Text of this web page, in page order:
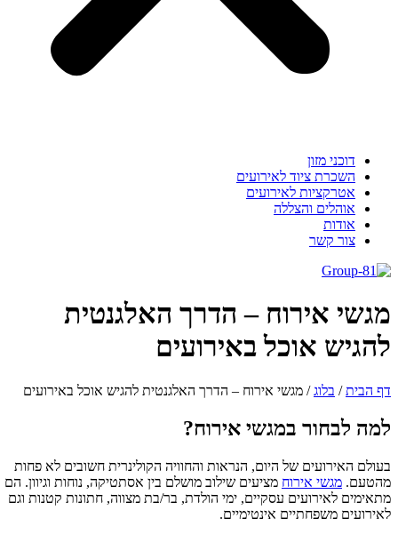
דוכני מזון
השכרת ציוד לאירועים
אטרקציות לאירועים
אוהלים והצללה
אודות
צור קשר
מגשי אירוח – הדרך האלגנטית
להגיש אוכל באירועים
דף הבית/בלוג/מגשי אירוח – הדרך האלגנטית להגיש אוכל באירועים
למה לבחור במגשי אירוח?
בעולם האירועים של היום, הנראות והחוויה הקולינרית חשובים לא פחות
מהטעם.מגשי אירוחמציעים שילוב מושלם בין אסתטיקה, נוחות וגיוון. הם
מתאימים לאירועים עסקיים, ימי הולדת, בר/בת מצווה, חתונות קטנות וגם
לאירועים משפחתיים אינטימיים.